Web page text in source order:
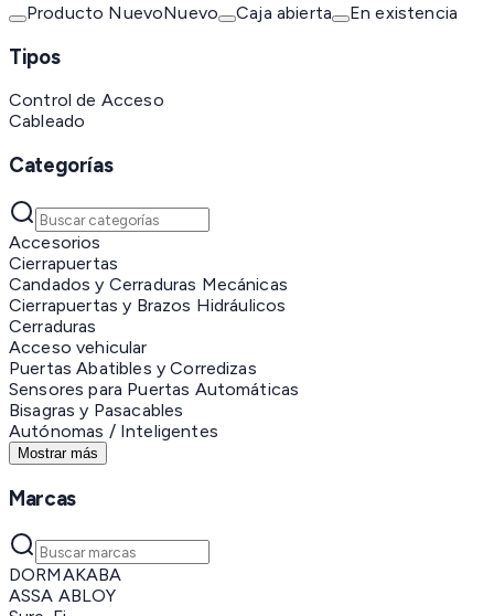
Producto NuevoNuevo Caja abierta En existencia
Tipos
Control de Acceso
Cableado
Categorías
Accesorios
Cierrapuertas
Candados y Cerraduras Mecánicas
Cierrapuertas y Brazos Hidráulicos
Cerraduras
Acceso vehicular
Puertas Abatibles y Corredizas
Sensores para Puertas Automáticas
Bisagras y Pasacables
Autónomas / Inteligentes
Mostrar más
Marcas
DORMAKABA
ASSA ABLOY